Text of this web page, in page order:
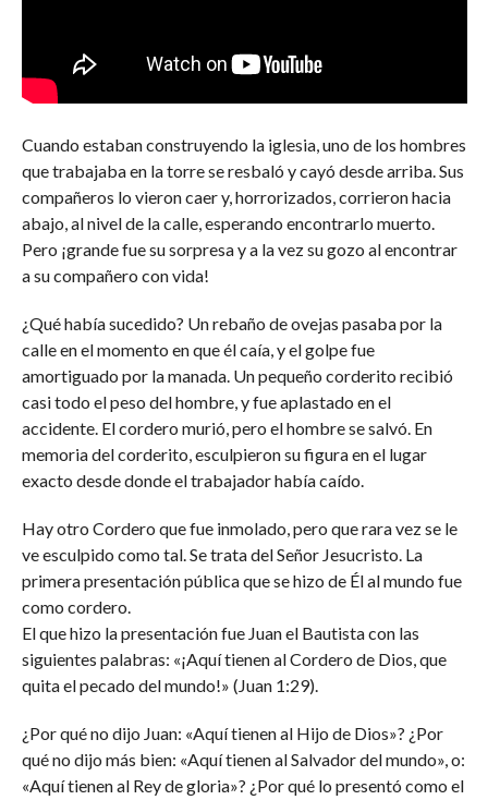
Cuando estaban construyendo la iglesia, uno de los hombres
que trabajaba en la torre se resbaló y cayó desde arriba. Sus
compañeros lo vieron caer y, horrorizados, corrieron hacia
abajo, al nivel de la calle, esperando encontrarlo muerto.
Pero ¡grande fue su sorpresa y a la vez su gozo al encontrar
a su compañero con vida!
¿Qué había sucedido? Un rebaño de ovejas pasaba por la
calle en el momento en que él caía, y el golpe fue
amortiguado por la manada. Un pequeño corderito recibió
casi todo el peso del hombre, y fue aplastado en el
accidente. El cordero murió, pero el hombre se salvó. En
memoria del corderito, esculpieron su figura en el lugar
exacto desde donde el trabajador había caído.
Hay otro Cordero que fue inmolado, pero que rara vez se le
ve esculpido como tal. Se trata del Señor Jesucristo. La
primera presentación pública que se hizo de Él al mundo fue
como cordero.
El que hizo la presentación fue Juan el Bautista con las
siguientes palabras: «¡Aquí tienen al Cordero de Dios, que
quita el pecado del mundo!» (Juan 1:29).
¿Por qué no dijo Juan: «Aquí tienen al Hijo de Dios»? ¿Por
qué no dijo más bien: «Aquí tienen al Salvador del mundo», o:
«Aquí tienen al Rey de gloria»? ¿Por qué lo presentó como el